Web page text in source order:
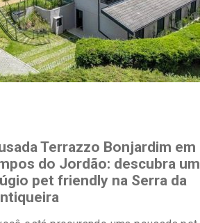
Terrazzo Bonjardim em
do Jordão: descubra um
pet friendly na Serra da